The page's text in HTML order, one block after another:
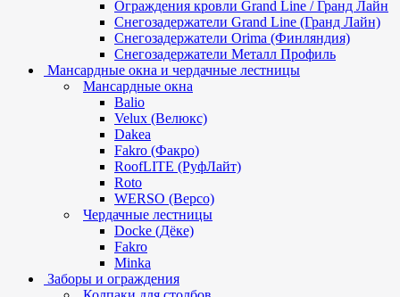
Ограждения кровли Grand Line / Гранд Лайн
Снегозадержатели Grand Line (Гранд Лайн)
Снегозадержатели Orima (Финляндия)
Снегозадержатели Металл Профиль
Мансардные окна и чердачные лестницы
Мансардные окна
Balio
Velux (Велюкс)
Dakea
Fakro (Факро)
RoofLITE (РуфЛайт)
Roto
WERSO (Версо)
Чердачные лестницы
Docke (Дёке)
Fakro
Minka
Заборы и ограждения